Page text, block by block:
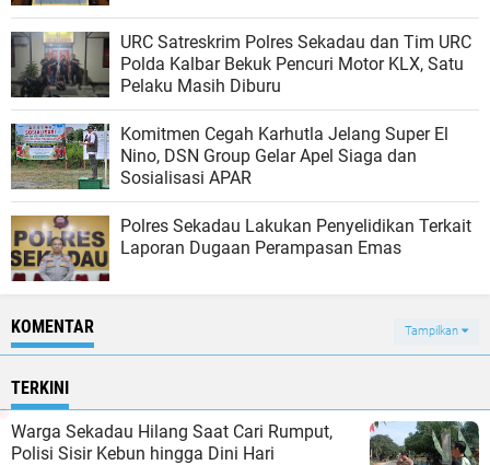
URC Satreskrim Polres Sekadau dan Tim URC
Polda Kalbar Bekuk Pencuri Motor KLX, Satu
Pelaku Masih Diburu
Komitmen Cegah Karhutla Jelang Super El
Nino, DSN Group Gelar Apel Siaga dan
Sosialisasi APAR
Polres Sekadau Lakukan Penyelidikan Terkait
Laporan Dugaan Perampasan Emas
KOMENTAR Tampilkan
TERKINI
Warga Sekadau Hilang Saat Cari Rumput,
Polisi Sisir Kebun hingga Dini Hari